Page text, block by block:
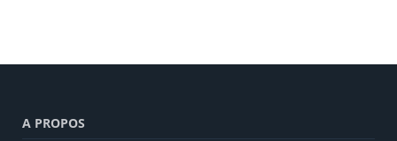
A PROPOS